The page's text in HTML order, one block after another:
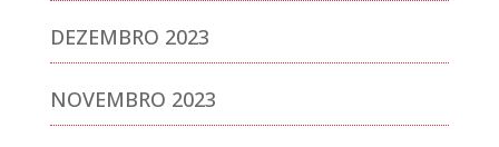
DEZEMBRO 2023
NOVEMBRO 2023